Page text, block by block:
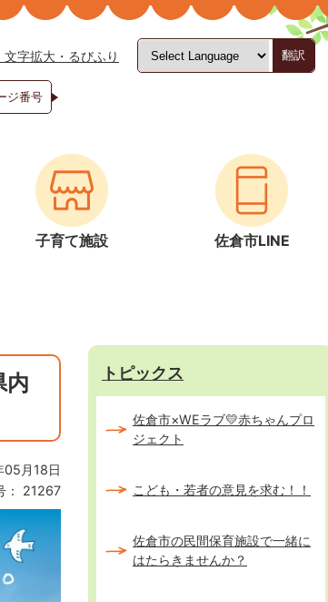
字拡大・るびふり 翻訳
ジ番号
子育て施設 佐倉市LINE
内
月18日
21267
トピックス
佐倉市×WEラブ💛赤ちゃんプロ
ジェクト
こども・若者の意見を求む！！
佐倉市の民間保育施設で一緒に
はたらきませんか？